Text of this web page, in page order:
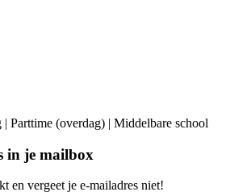
Parttime (overdag) | Middelbare school
in je mailbox
en vergeet je e-mailadres niet!